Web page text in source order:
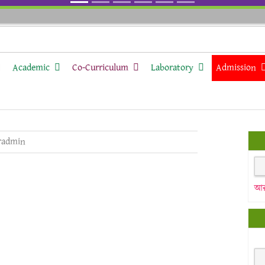
Academic Co-Curriculum Laboratory Admission